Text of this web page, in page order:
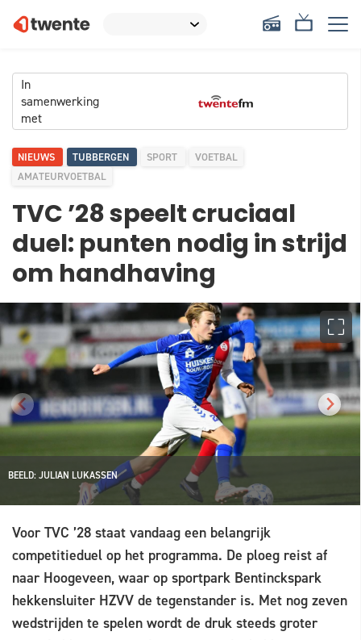
In
samenwerking
met
NIEUWS TUBBERGEN SPORT
VOETBAL
AMATEURVOETBAL
TVC ’28 speelt cruciaal
duel: punten nodig in strijd
om handhaving
BEELD: JULIAN LUKASSEN
Voor TVC ’28 staat vandaag een belangrijk
competitieduel op het programma. De ploeg reist af
naar Hoogeveen, waar op sportpark Bentinckspark
hekkensluiter HZVV de tegenstander is. Met nog zeven
wedstrijden te spelen wordt de druk steeds groter